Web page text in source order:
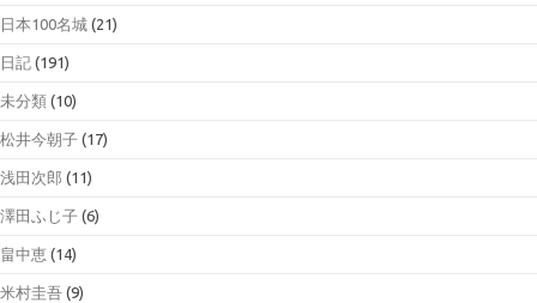
日本100名城 (21)
日記 (191)
未分類 (10)
松井今朝子 (17)
浅田次郎 (11)
澤田ふじ子 (6)
畠中恵 (14)
米村圭吾 (9)